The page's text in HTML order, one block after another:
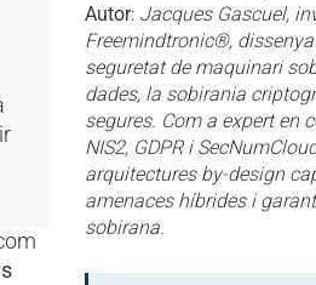
Autor: Jacques Gascuel,
Freemindtronic®,
seguretat de maquinari
dades, la sobirania
segures. Com a expert en
NIS2, GDPR i
arquitectures by-design
amenaces híbrides i
sobirana.